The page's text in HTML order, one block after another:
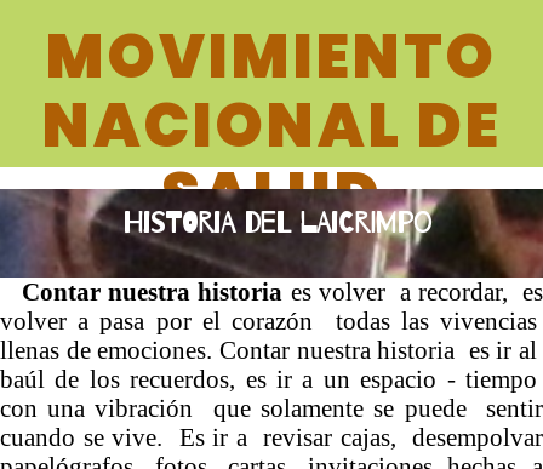
MOVIMIENTO
NACIONAL DE
SALUD
LAICRIMPO
Historia del Laicrimpo
Contar nuestra historia es volver a recordar, es
volver a pasa por el corazón todas las vivencias
llenas de emociones. Contar nuestra historia es ir al
baúl de los recuerdos, es ir a un espacio - tiempo
con una vibración que solamente se puede sentir
cuando se vive. Es ir a revisar cajas, desempolvar